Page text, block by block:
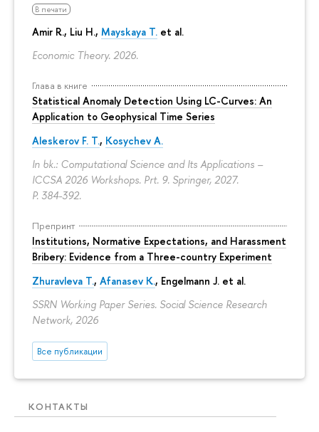
В печати
Amir R., Liu H., Mayskaya T. et al.
Economic Theory. 2026.
Глава в книге
Statistical Anomaly Detection Using LC-Curves: An
Application to Geophysical Time Series
Aleskerov F. T., Kosychev A.
In bk.: Computational Science and Its Applications –
ICCSA 2026 Workshops. Prt. 9. Springer, 2027.
P. 384-392.
Препринт
Institutions, Normative Expectations, and Harassment
Bribery: Evidence from a Three-country Experiment
Zhuravleva T., Afanasev K., Engelmann J. et al.
SSRN Working Paper Series. Social Science Research
Network, 2026
Все публикации
КОНТАКТЫ